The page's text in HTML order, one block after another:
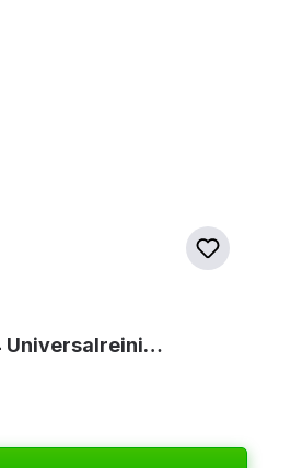
Universalreini…